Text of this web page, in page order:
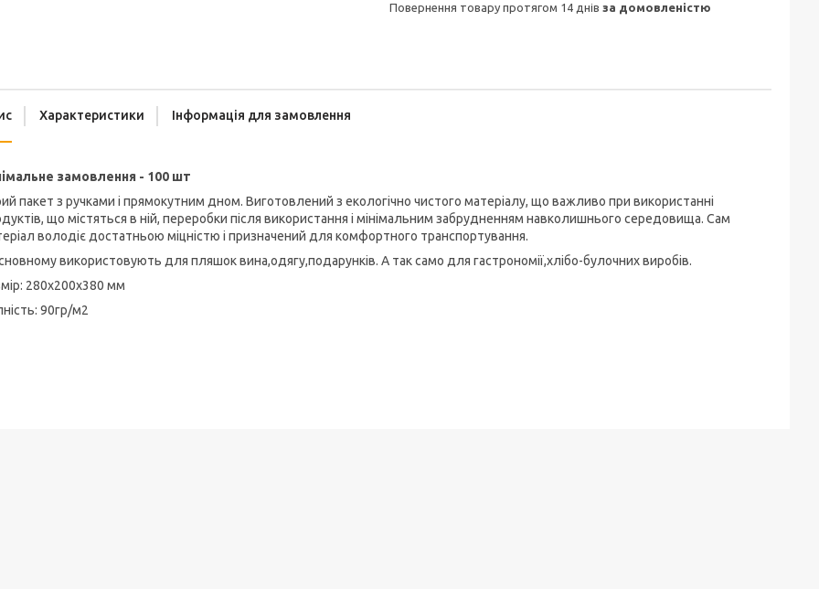
повернення товару протягом 14 днів за домовленістю
Характеристики Інформація для замовлення
замовлення - 100 шт
пакет з ручками і прямокутним дном. Виготовлений з екологічно чистого матеріалу, що важливо при використанні
що містяться в ній, переробки після використання і мінімальним забрудненням навколишнього середовища. Сам
володіє достатньою міцністю і призначений для комфортного транспортування.
використовують для пляшок вина,одягу,подарунків. А так само для гастрономії,хлібо-булочних виробів.
280х200х380 мм
90гр/м2